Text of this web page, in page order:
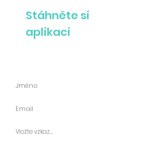
Stáhněte si
aplikaci